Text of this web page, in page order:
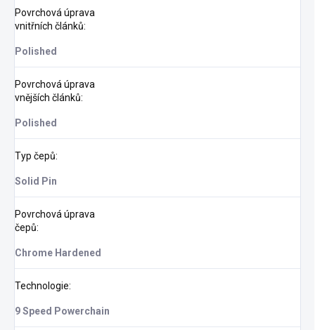
Povrchová úprava
vnitřních článků:
Polished
Povrchová úprava
vnějších článků:
Polished
Typ čepů:
Solid Pin
Povrchová úprava
čepů:
Chrome Hardened
Technologie:
9 Speed Powerchain